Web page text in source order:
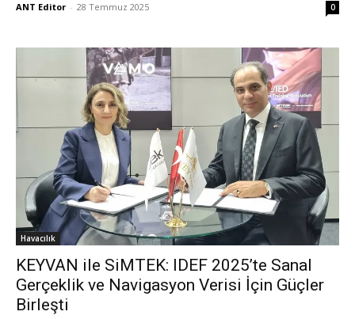
ANT Editor - 28 Temmuz 2025 0
Havacılık
KEYVAN ile SiMTEK: IDEF 2025’te Sanal
Gerçeklik ve Navigasyon Verisi İçin Güçler
Birleşti